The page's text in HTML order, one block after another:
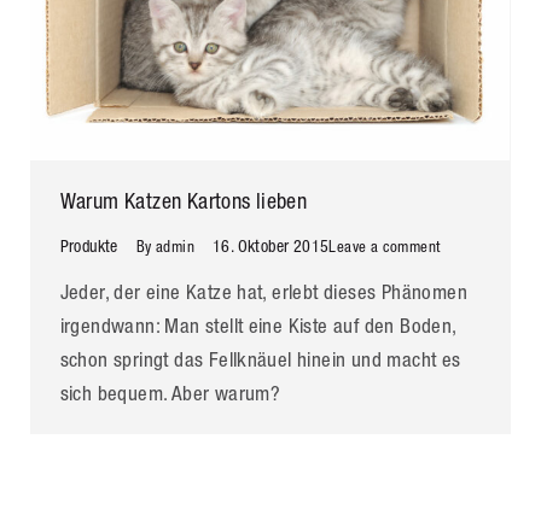
Warum Katzen Kartons lieben
Produkte By admin 16. Oktober 2015Leave a comment
Jeder, der eine Katze hat, erlebt dieses Phänomen
irgendwann: Man stellt eine Kiste auf den Boden,
schon springt das Fellknäuel hinein und macht es
sich bequem. Aber warum?